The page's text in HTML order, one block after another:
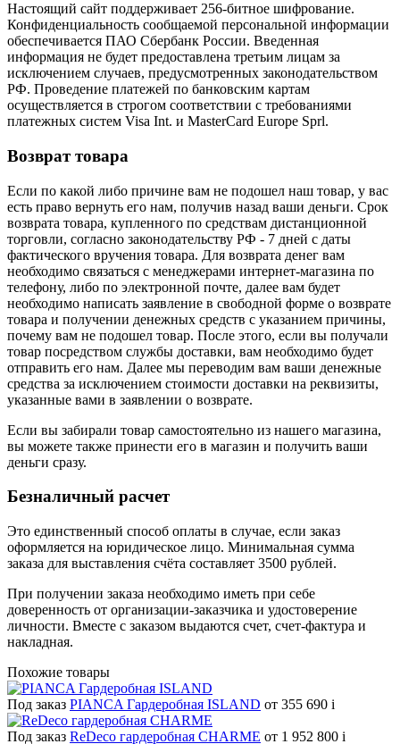
Настоящий сайт поддерживает 256-битное шифрование.
Конфиденциальность сообщаемой персональной информации
обеспечивается ПАО Сбербанк России. Введенная
информация не будет предоставлена третьим лицам за
исключением случаев, предусмотренных законодательством
РФ. Проведение платежей по банковским картам
осуществляется в строгом соответствии с требованиями
платежных систем Visa Int. и MasterCard Europe Sprl.
Возврат товара
Если по какой либо причине вам не подошел наш товар, у вас
есть право вернуть его нам, получив назад ваши деньги. Срок
возврата товара, купленного по средствам дистанционной
торговли, согласно законодательству РФ - 7 дней с даты
фактического вручения товара. Для возврата денег вам
необходимо связаться с менеджерами интернет-магазина по
телефону, либо по электронной почте, далее вам будет
необходимо написать заявление в свободной форме о возврате
товара и получении денежных средств с указанием причины,
почему вам не подошел товар. После этого, если вы получали
товар посредством службы доставки, вам необходимо будет
отправить его нам. Далее мы переводим вам ваши денежные
средства за исключением стоимости доставки на реквизиты,
указанные вами в заявлении о возврате.
Если вы забирали товар самостоятельно из нашего магазина,
вы можете также принести его в магазин и получить ваши
деньги сразу.
Безналичный расчет
Это единственный способ оплаты в случае, если заказ
оформляется на юридическое лицо. Минимальная сумма
заказа для выставления счёта составляет 3500 рублей.
При получении заказа необходимо иметь при себе
доверенность от организации-заказчика и удостоверение
личности. Вместе с заказом выдаются счет, счет-фактура и
накладная.
Похожие товары
Под заказ PIANCA Гардеробная ISLAND от 355 690 i
Под заказ ReDeco гардеробная CHARME от 1 952 800 i